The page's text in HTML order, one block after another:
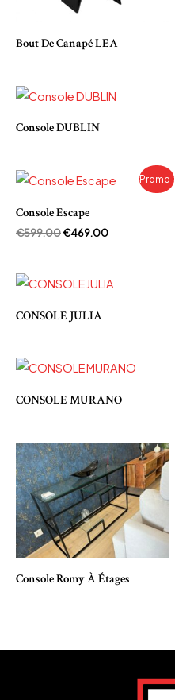
Bout De Canapé LEA
Console DUBLIN
Promo !
Console Escape
€599.00
Le
prix
était :
€599.00.
€469.00
Le
prix
€469.00.
CONSOLE JULIA
CONSOLE MURANO
Console Romy À Étages